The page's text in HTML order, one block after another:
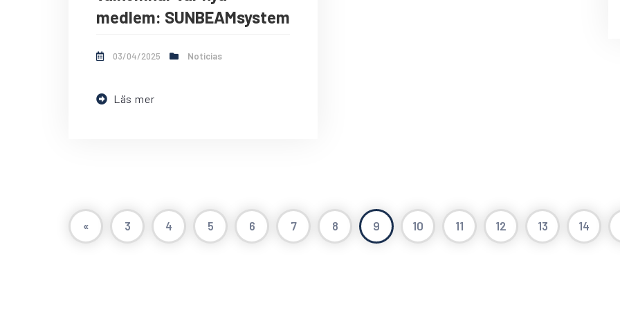
medlem: SUNBEAMsystem
03/04/2025 Noticias
Läs mer
« 3 4 5 6 7 8 9 10 11 12 13 14